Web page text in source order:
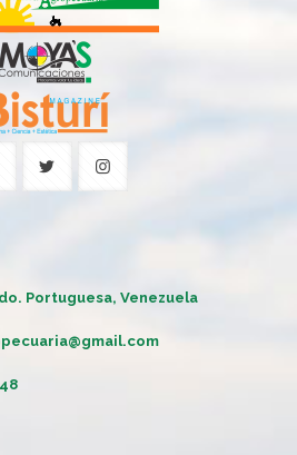
Portuguesa, Venezuela